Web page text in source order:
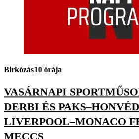
Birkózás10 órája
VASÁRNAPI
DERBI ÉS
LIVERPOOL–MONACO
MECCS